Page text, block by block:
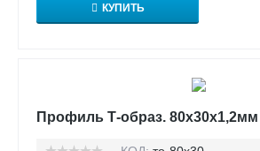
КУПИТЬ
Профиль Т-образ. 80х30х1,2мм